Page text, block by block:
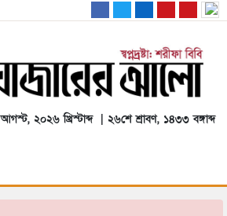
২০২৬ খ্রিস্টাব্দ | ২৬শে শ্রাবণ, ১৪৩৩ বঙ্গাব্দ